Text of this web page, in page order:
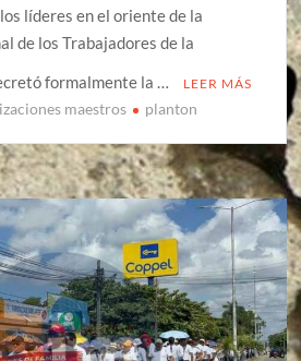
líderes en el oriente de la
de los Trabajadores de la
formalmente la …
LEER MÁS
maestros planton